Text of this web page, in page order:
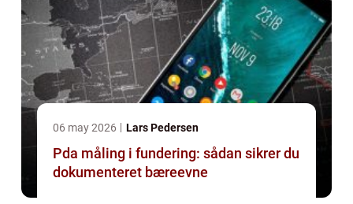
06 may 2026 Lars Pedersen
Pda måling i fundering: sådan sikrer du
dokumenteret bæreevne